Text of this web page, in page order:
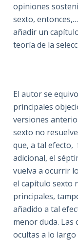
opiniones
sexto,
añadir un
teoría de la
El autor se
principales
versiones
sexto no
que, a tal efecto,
adicional, el
vuelva a ocurrir
el capítulo sexto
principales,
añadido a tal
menor duda. Las
ocultas a lo largo